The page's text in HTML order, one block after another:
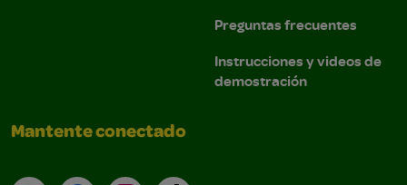
Preguntas frecuentes
Instrucciones y videos de
demostración
Mantente conectado